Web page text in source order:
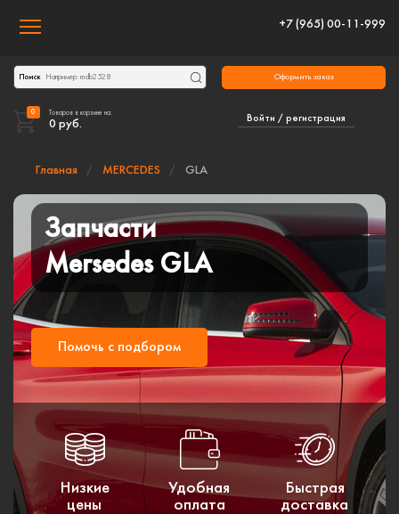
Toggle navigation
+7 (965) 00-11-999
Поиск
Войти / регистрация
0 Товаров в корзине на:
0 руб.
Оформить заказ
Главная MERCEDES GLA
Запчасти
Mersedes GLA
Помочь с подбором
Низкие
цены
Удобная
оплата
Быстрая
доставка